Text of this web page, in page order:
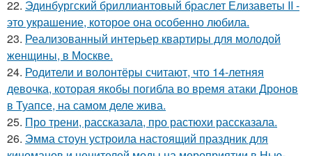
22. Эдинбургский бриллиантовый браслет Елизаветы II -
это украшение, которое она особенно любила.
23. Реализованный интерьер квартиры для молодой
женщины, в Москве.
24. Родители и волонтёры считают, что 14-летняя
девочка, которая якобы погибла во время атаки Дронов
в Туапсе, на самом деле жива.
25. Про трени, рассказала, про растюхи рассказала.
26. Эмма стоун устроила настоящий праздник для